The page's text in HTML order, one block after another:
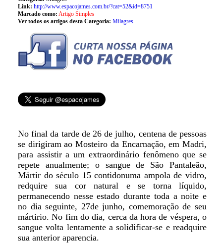
Link: http://www.espacojames.com.br/?cat=52&id=8751
Marcado como: Artigo Simples
Ver todos os artigos desta Categoria: Milagres
No final da tarde de 26 de julho, centena de pessoas
se dirigiram ao Mosteiro da Encarnação, em Madri,
para assistir a um extraordinário fenômeno que se
repete anualmente; o sangue de São Pantaleão,
Mártir do século 15 contidonuma ampola de vidro,
redquire sua cor natural e se torna líquido,
permanecendo nesse estado durante toda a noite e
no dia seguinte, 27de junho, comemoração de seu
mártirio. No fim do dia, cerca da hora de véspera, o
sangue volta lentamente a solidificar-se e readquire
sua anterior aparencia.